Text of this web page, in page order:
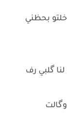
بحظني
گلبي رف